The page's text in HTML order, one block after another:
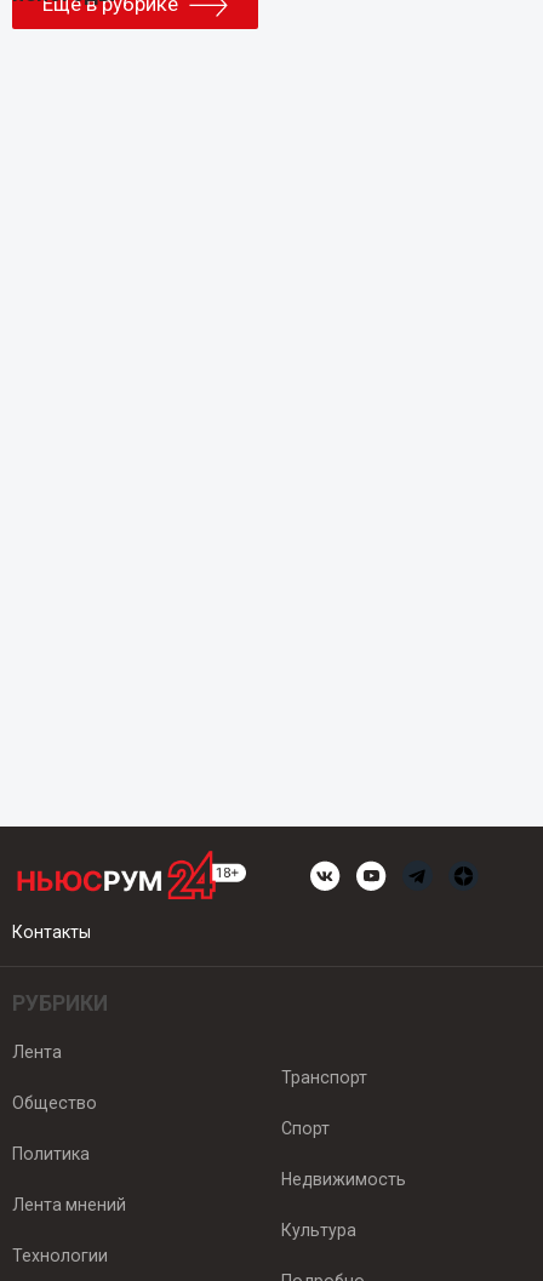
Контакты
РУБРИКИ
Лента
Общество
Политика
Лента мнений
Технологии
Транспорт
Спорт
Недвижимость
Культура